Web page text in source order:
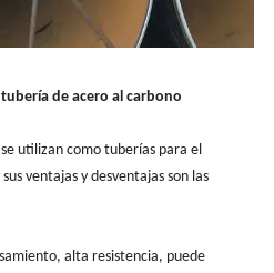
de acero al carbono
utilizan como tuberías para el
ventajas y desventajas son las
alta resistencia, puede